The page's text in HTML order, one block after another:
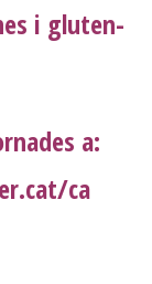
i gluten-
a:
ca